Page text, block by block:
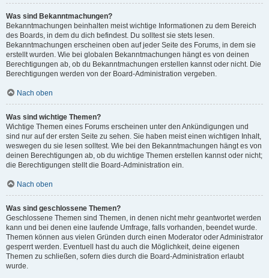
Was sind Bekanntmachungen?
Bekanntmachungen beinhalten meist wichtige Informationen zu dem Bereich
des Boards, in dem du dich befindest. Du solltest sie stets lesen.
Bekanntmachungen erscheinen oben auf jeder Seite des Forums, in dem sie
erstellt wurden. Wie bei globalen Bekanntmachungen hängt es von deinen
Berechtigungen ab, ob du Bekanntmachungen erstellen kannst oder nicht. Die
Berechtigungen werden von der Board-Administration vergeben.
Nach oben
Was sind wichtige Themen?
Wichtige Themen eines Forums erscheinen unter den Ankündigungen und
sind nur auf der ersten Seite zu sehen. Sie haben meist einen wichtigen Inhalt,
weswegen du sie lesen solltest. Wie bei den Bekanntmachungen hängt es von
deinen Berechtigungen ab, ob du wichtige Themen erstellen kannst oder nicht;
die Berechtigungen stellt die Board-Administration ein.
Nach oben
Was sind geschlossene Themen?
Geschlossene Themen sind Themen, in denen nicht mehr geantwortet werden
kann und bei denen eine laufende Umfrage, falls vorhanden, beendet wurde.
Themen können aus vielen Gründen durch einen Moderator oder Administrator
gesperrt werden. Eventuell hast du auch die Möglichkeit, deine eigenen
Themen zu schließen, sofern dies durch die Board-Administration erlaubt
wurde.